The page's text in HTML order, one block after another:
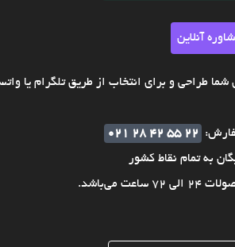
آنلاین
طراحی و برای انتخاب از طریق تلگرام یا
021 28 42 55 22
به تمام نقاط کشور
می‌باشد.